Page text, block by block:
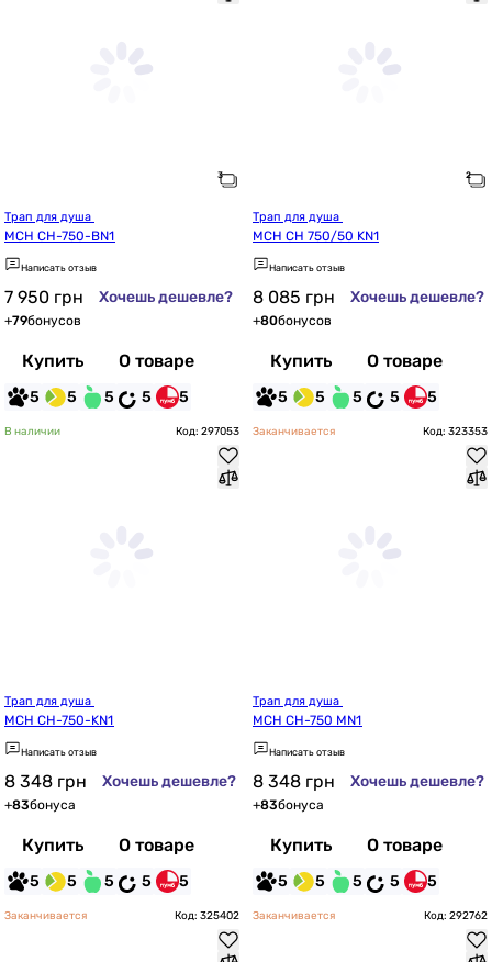
MCH CH-750-BN1
Написать отзыв
7 950 грн Хочешь дешевле?
+79бонусов
Купить О товаре
5 5 5 5 5
MCH CH 750/50 KN1
Написать отзыв
8 085 грн Хочешь дешевле?
+80бонусов
Купить О товаре
5 5 5 5 5
В наличии Код: 297053
MCH CH-750-KN1
Написать отзыв
8 348 грн Хочешь дешевле?
+83бонуса
Купить О товаре
5 5 5 5 5
Заканчивается Код: 323353
MCH CH-750 MN1
Написать отзыв
8 348 грн Хочешь дешевле?
+83бонуса
Купить О товаре
5 5 5 5 5
Заканчивается Код: 325402 Заканчивается Код: 292762